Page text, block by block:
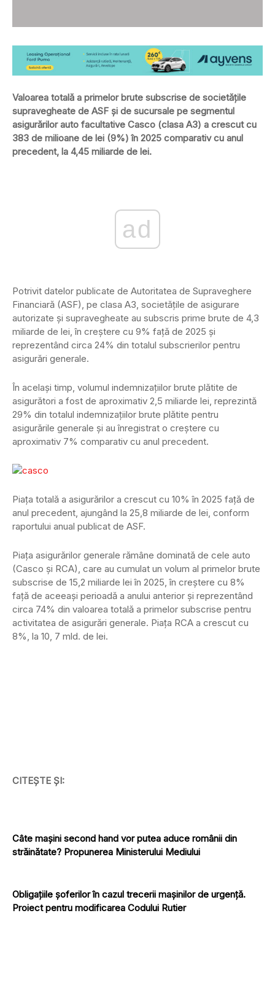
Valoarea totală a primelor brute subscrise de societățile
supravegheate de ASF și de sucursale pe segmentul
asigurărilor auto facultative Casco (clasa A3) a crescut cu
383 de milioane de lei (9%) în 2025 comparativ cu anul
precedent, la 4,45 miliarde de lei.
ad
Potrivit datelor publicate de Autoritatea de Supraveghere
Financiară (ASF), pe clasa A3, societățile de asigurare
autorizate și supravegheate au subscris prime brute de 4,3
miliarde de lei, în creștere cu 9% față de 2025 și
reprezentând circa 24% din totalul subscrierilor pentru
asigurări generale.
În același timp, volumul indemnizațiilor brute plătite de
asigurători a fost de aproximativ 2,5 miliarde lei, reprezintă
29% din totalul indemnizațiilor brute plătite pentru
asigurările generale și au înregistrat o creștere cu
aproximativ 7% comparativ cu anul precedent.
Piața totală a asigurărilor a crescut cu 10% în 2025 față de
anul precedent, ajungând la 25,8 miliarde de lei, conform
raportului anual publicat de ASF.
Piața asigurărilor generale rămâne dominată de cele auto
(Casco și RCA), care au cumulat un volum al primelor brute
subscrise de 15,2 miliarde lei în 2025, în creștere cu 8%
față de aceeași perioadă a anului anterior și reprezentând
circa 74% din valoarea totală a primelor subscrise pentru
activitatea de asigurări generale. Piața RCA a crescut cu
8%, la 10, 7 mld. de lei.
CITEȘTE ȘI:
Câte mașini second hand vor putea aduce românii din
străinătate? Propunerea Ministerului Mediului
Obligațiile șoferilor în cazul trecerii mașinilor de urgență.
Proiect pentru modificarea Codului Rutier